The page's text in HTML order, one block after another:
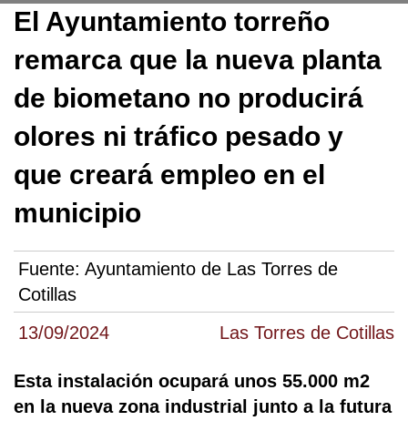
13/09/2024 Las Torres de Cotillas
El Ayuntamiento torreño
remarca que la nueva planta
de biometano no producirá
olores ni tráfico pesado y
que creará empleo en el
municipio
Fuente: Ayuntamiento de Las Torres de
Cotillas
Esta instalación ocupará unos 55.000 m2
en la nueva zona industrial junto a la futura